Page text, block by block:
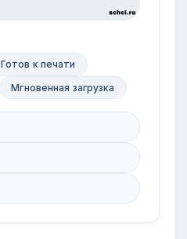
Готов к печати
Мгновенная загрузка